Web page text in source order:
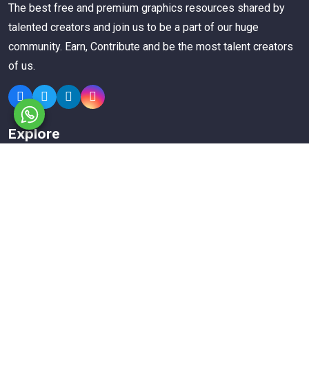
The best free and premium graphics resources shared by
talented creators and join us to be a part of our huge
community. Earn, Contribute and be the most talent creators
of us.
Explore